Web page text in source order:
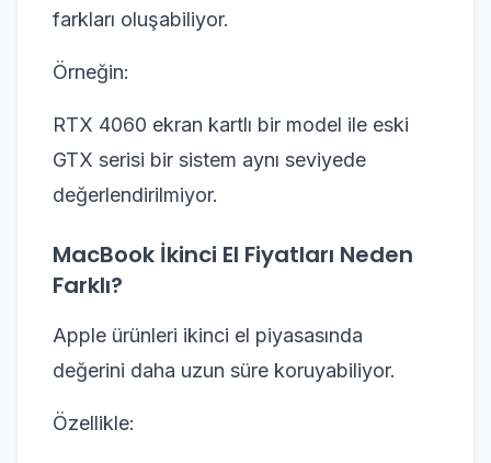
farkları oluşabiliyor.
Örneğin:
RTX 4060 ekran kartlı bir model ile eski
GTX serisi bir sistem aynı seviyede
değerlendirilmiyor.
MacBook İkinci El Fiyatları Neden
Farklı?
Apple ürünleri ikinci el piyasasında
değerini daha uzun süre koruyabiliyor.
Özellikle: